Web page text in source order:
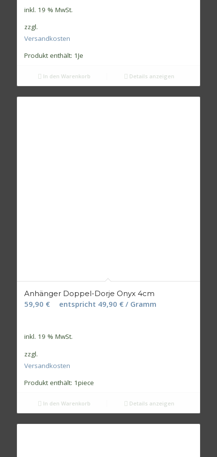
inkl. 19 % MwSt.
zzgl.
Versandkosten
Produkt enthält: 1Je
In den Warenkorb Details anzeigen
Anhänger Doppel-Dorje Onyx 4cm
59,90 € entspricht 49,90 €/ Gramm
inkl. 19 % MwSt.
zzgl.
Versandkosten
Produkt enthält: 1piece
In den Warenkorb Details anzeigen